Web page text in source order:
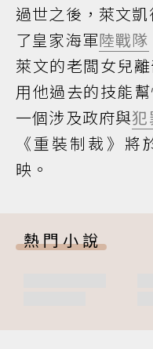
過世之後，萊文
了皇家海軍陸戰隊
萊文的老闆女兒
用他過去的技能
一個涉及政府與犯
《重裝制裁》
映。
熱門小說